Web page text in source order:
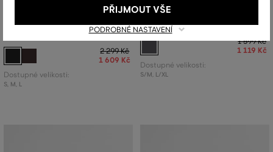
2 299 Kč
1 609 Kč
Dostupné velikosti:
S, M, L
1 599 Kč
1 119 Kč
Dostupné velikosti:
S/M, L/XL
PODROBNÉ NASTAVENÍ
PŘIJMOUT VŠE